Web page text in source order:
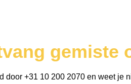
gemiste
door +31 10 200 2070 en weet je